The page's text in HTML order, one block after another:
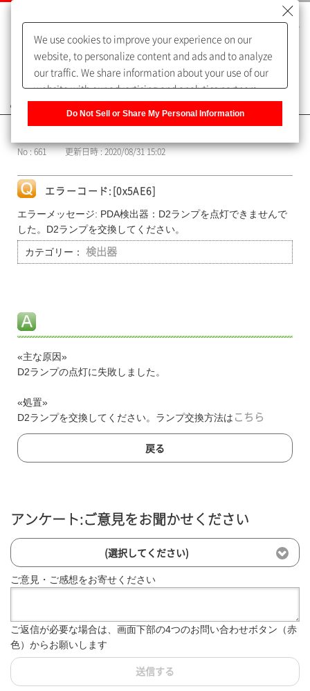
よくあるご質問（FAQ）
No : 661 更新日時 : 2020/08/31 15:02
エラーコード:[0x5AE6]
エラーメッセージ: PDA検出器：D2ランプを点灯できませんで
した。D2ランプを交換してください。
カテゴリー： 検出器
«主な原因»
D2ランプの点灯に失敗しました。
«処置»
D2ランプを交換してください。ランプ交換方法は こちら
戻る
アンケート:ご意見をお聞かせください
(選択してください)
ご意見・ご感想をお寄せください
ご返信が必要な場合は、画面下部の4つのお問い合わせボタン（赤
色）からお願いします
送信する
We use cookies to improve your experience on our
website, to personalize content and ads and to analyze
our traffic. We share information about your use of our
website with our advertising and analytics partners,
of our sharing information about you with our partners.
Information] to customize your cookie settings on our
Do Not Sell or Share My Personal Information